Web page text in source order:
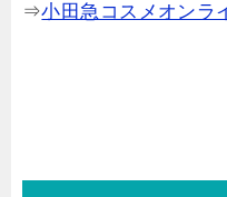
⇒小田急コスメオンラ